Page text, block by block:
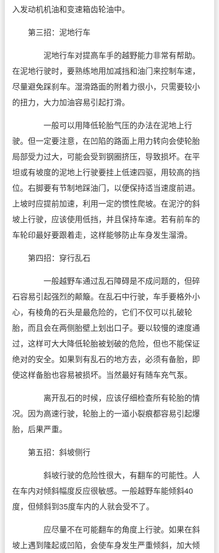
入发动机机油和变速箱齿轮油中。
第三招：泥地行车
泥地行车对提高车手的越野能力非常有帮助。
在泥地行驶时，要熟练地用加减挡和油门来控制车速，
尽量避免踩刹车。湿滑路面的附着力很小，只需要较小
的扭力，大力加油容易引起打滑。
一般可以用降低轮胎气压的办法在泥地上行
驶。但一定要注意，在凹陷的路面上用力转向会使轮胎
局部受力过大，可能会受到钢圈挤压，导致损坏。在平
坦或有坡度的泥地上行驶要挂上低速四驱，用较高的挡
位。右脚要有节制地踩油门，以便保持适当速度前进。
上坡时应提前加速，利用一定的惯性爬坡。在泥泞的斜
坡上行驶，应该使用低挡，并且保持车速。若有前车的
车轮印最好要跟着走，这样能够防止车身发生溜滑。
第四招：穿行乱石
一般越野车通过乱石障碍是不成问题的，但碎
石容易引起强烈的颠簸。在乱石中行驶，车手要格外小
心，有棱角的石头是最危险的，它们不仅可以扎破轮
胎，而且会在两侧胎壁上划出口子。要以较慢的速度通
过，这样可大大降低轮胎被划破的危险，但也不能保证
绝对的安全。如果到有乱石的地方去，必须有备胎，即
使这样备胎也容易被损坏。当然最好有随车充气泵。
离开乱石的时候，应该仔细检查所有轮胎的情
况。因为高速行驶，轮胎上的一道小裂痕都容易引起爆
胎，后果严重。
第五招：斜坡侧行
斜坡行驶的危险性很大，有翻车的可能性。人
在车内对倾斜幅度反应很敏感。一般越野车能倾斜40
度，但倾斜到35度车内的人就会受不了。
应尽量不在可能翻车的角度上行驶。如果在斜
坡上遇到隆起或凹陷，会使车身发生严重倾斜，加大倾